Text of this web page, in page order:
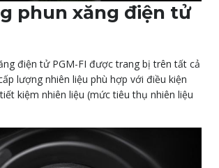
phun xăng điện tử
điện tử PGM-FI được trang bị trên tất cả
lượng nhiên liệu phù hợp với điều kiện
kiệm nhiên liệu (mức tiêu thụ nhiên liệu